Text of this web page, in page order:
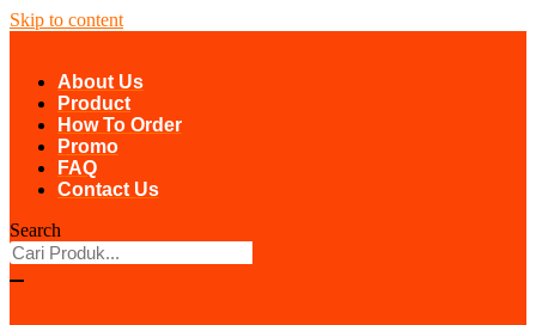
Skip to content
About Us
Product
How To Order
Promo
FAQ
Contact Us
Search